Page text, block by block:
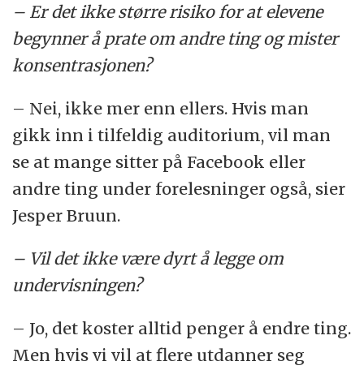
– Er det ikke større risiko for at elevene
begynner å prate om andre ting og mister
konsentrasjonen?
– Nei, ikke mer enn ellers. Hvis man
gikk inn i tilfeldig auditorium, vil man
se at mange sitter på Facebook eller
andre ting under forelesninger også, sier
Jesper Bruun.
– Vil det ikke være dyrt å legge om
undervisningen?
– Jo, det koster alltid penger å endre ting.
Men hvis vi vil at flere utdanner seg